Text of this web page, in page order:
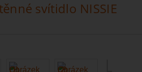
svítidlo NISSIE